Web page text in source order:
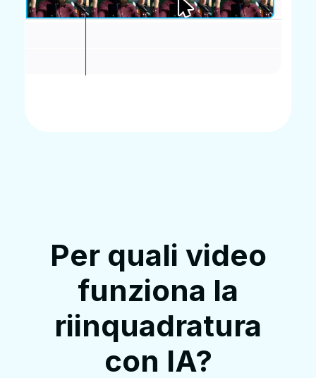
Per quali video
funziona la
riinquadratura
con IA?